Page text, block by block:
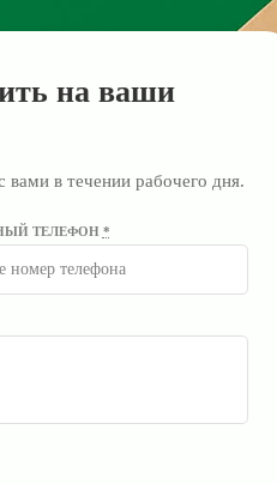
на ваши
вами в течении рабочего дня.
ТЕЛЕФОН *